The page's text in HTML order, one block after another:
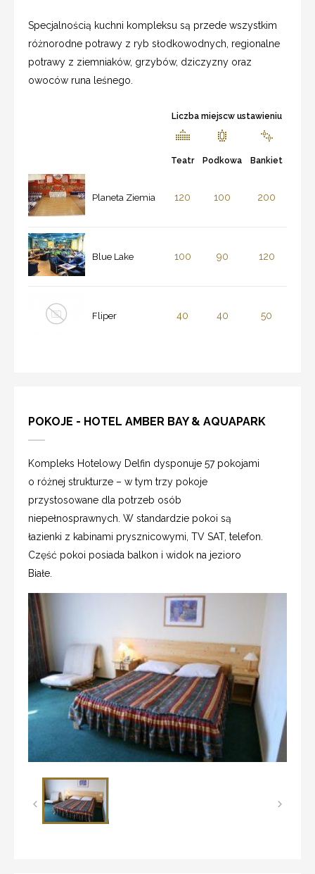
Specjalnością kuchni kompleksu są przede wszystkim
różnorodne potrawy z ryb słodkowodnych, regionalne
potrawy z ziemniaków, grzybów, dziczyzny oraz
owoców runa leśnego.
Liczba miejscw ustawieniu
Teatr Podkowa Bankiet
Planeta Ziemia 120 100 200
Blue Lake 100 90 120
Fliper 40 40 50
POKOJE - HOTEL AMBER BAY & AQUAPARK
Kompleks Hotelowy Delfin dysponuje 57 pokojami
o różnej strukturze – w tym trzy pokoje
przystosowane dla potrzeb osób
niepełnosprawnych. W standardzie pokoi są
łazienki z kabinami prysznicowymi, TV SAT, telefon.
Część pokoi posiada balkon i widok na jezioro
Białe.